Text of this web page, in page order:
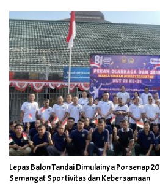
Lepas Balon Tandai Dimulainya Porsenap
Semangat Sportivitas dan Kebersamaan